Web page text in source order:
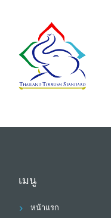
เมนู
หน้าแรก